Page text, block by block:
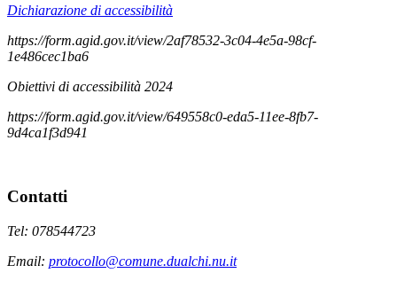
Dichiarazione di accessibilità
https://form.agid.gov.it/view/2af78532-3c04-4e5a-98cf-
1e486cec1ba6
Obiettivi di accessibilità 2024
https://form.agid.gov.it/view/649558c0-eda5-11ee-8fb7-
9d4ca1f3d941
Contatti
Tel: 078544723
Email: protocollo@comune.dualchi.nu.it